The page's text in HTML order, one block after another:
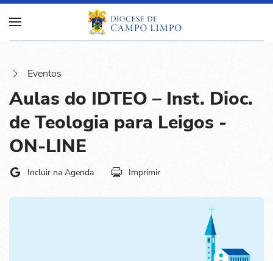
Eventos
Aulas do IDTEO – Inst. Dioc.
de Teologia para Leigos -
ON-LINE
Incluir na Agenda Imprimir